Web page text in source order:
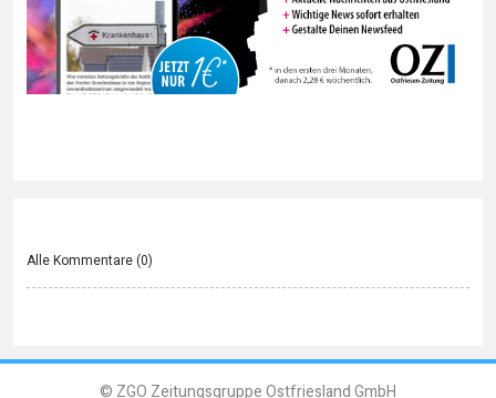
Alle Kommentare (0)
© ZGO Zeitungsgruppe Ostfriesland GmbH